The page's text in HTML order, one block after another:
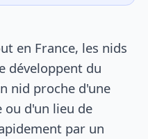
en France, les nids
développent du
nid proche d'une
d'un lieu de
par un